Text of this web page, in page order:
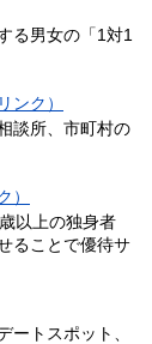
る男女の「1対1
ンク）
談所、市町村の
）
以上の独身者
ることで優待サ
ートスポット、